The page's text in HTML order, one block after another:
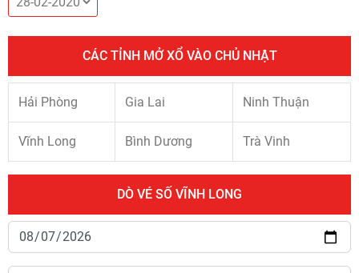
CÁC TỈNH MỞ XỔ VÀO CHỦ NHẬT
Hải Phòng Gia Lai Ninh Thuận
Vĩnh Long Bình Dương Trà Vinh
DÒ VÉ SỐ VĨNH LONG